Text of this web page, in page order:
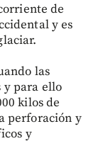
de
y es
las
y para ello
kilos de
perforación y
y